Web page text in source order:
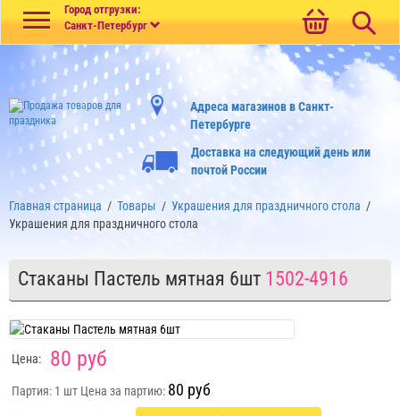
Город отгрузки:
Санкт-Петербург
Адреса магазинов в Санкт-
Петербурге
Доставка на следующий день или
почтой России
Главная страница / Товары / Украшения для праздничного стола /
Украшения для праздничного стола
Стаканы Пастель мятная 6шт 1502-4916
Цена: 80 руб
Партия: 1 шт Цена за партию: 80 руб